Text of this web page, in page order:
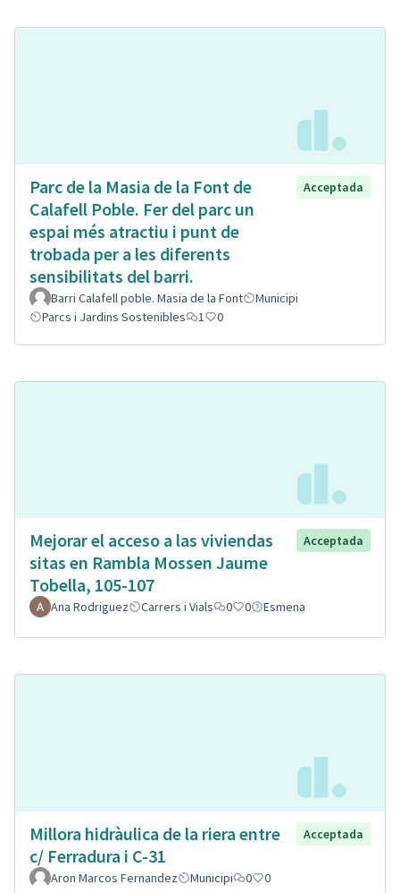
Parc de la Masia de la Font de
Calafell Poble. Fer del parc un
espai més atractiu i punt de
trobada per a les diferents
sensibilitats del barri.
Acceptada
Barri Calafell poble. Masia de la Font
Municipi
Parcs i Jardins Sostenibles
1 0
Mejorar el acceso a las viviendas
sitas en Rambla Mossen Jaume
Tobella, 105-107
Acceptada
Ana Rodriguez Carrers i Vials 0 0 Esmena
Millora hidràulica de la riera entre
c/ Ferradura i C-31
Acceptada
Aron Marcos Fernandez Municipi 0 0